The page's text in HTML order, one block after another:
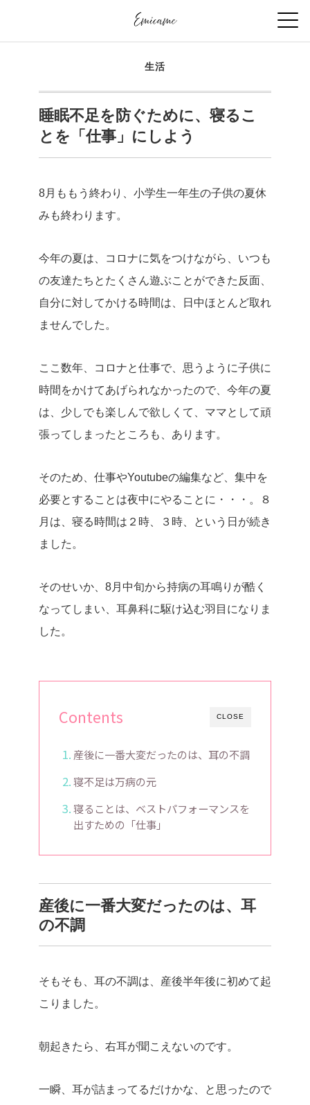
生活
睡眠不足を防ぐために、寝るこ
とを「仕事」にしよう
8月ももう終わり、小学生一年生の子供の夏休
みも終わります。
今年の夏は、コロナに気をつけながら、いつも
の友達たちとたくさん遊ぶことができた反面、
自分に対してかける時間は、日中ほとんど取れ
ませんでした。
ここ数年、コロナと仕事で、思うように子供に
時間をかけてあげられなかったので、今年の夏
は、少しでも楽しんで欲しくて、ママとして頑
張ってしまったところも、あります。
そのため、仕事やYoutubeの編集など、集中を
必要とすることは夜中にやることに・・・。８
月は、寝る時間は２時、３時、という日が続き
ました。
そのせいか、8月中旬から持病の耳鳴りが酷く
なってしまい、耳鼻科に駆け込む羽目になりま
した。
CLOSE
Contents
産後に一番大変だったのは、耳の不調
寝不足は万病の元
寝ることは、ベストパフォーマンスを
出すための「仕事」
産後に一番大変だったのは、耳
の不調
そもそも、耳の不調は、産後半年後に初めて起
こりました。
朝起きたら、右耳が聞こえないのです。
一瞬、耳が詰まってるだけかな、と思ったので